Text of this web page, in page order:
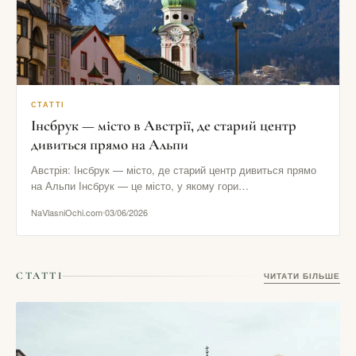
СТАТТІ
Інсбрук — місто в Австрії, де старий центр
дивиться прямо на Альпи
Австрія: Інсбрук — місто, де старий центр дивиться прямо
на Альпи Інсбрук — це місто, у якому гори…
NaVlasniOchi.com03/06/2026
СТАТТІ ЧИТАТИ БІЛЬШЕ